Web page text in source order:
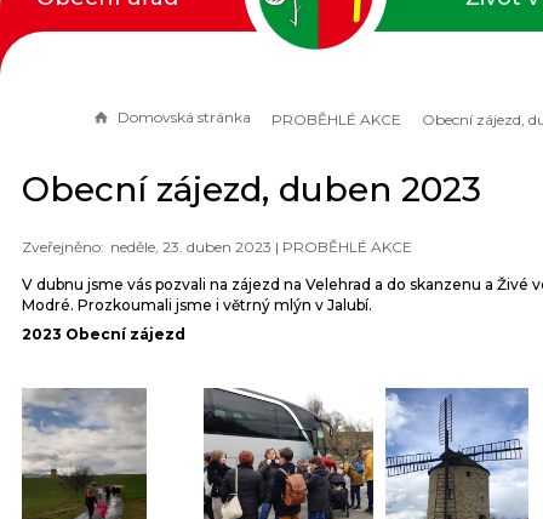
Domovská stránka PROBĚHLÉ AKCE
Obecní zájezd, duben 2023
neděle, 23. duben 2023 | PROBĚHLÉ AKCE
V dubnu jsme vás pozvali na zájezd na Velehrad a do skanzenu a Živé
Modré. Prozkoumali jsme i větrný mlýn v Jalubí.
2023 Obecní zájezd